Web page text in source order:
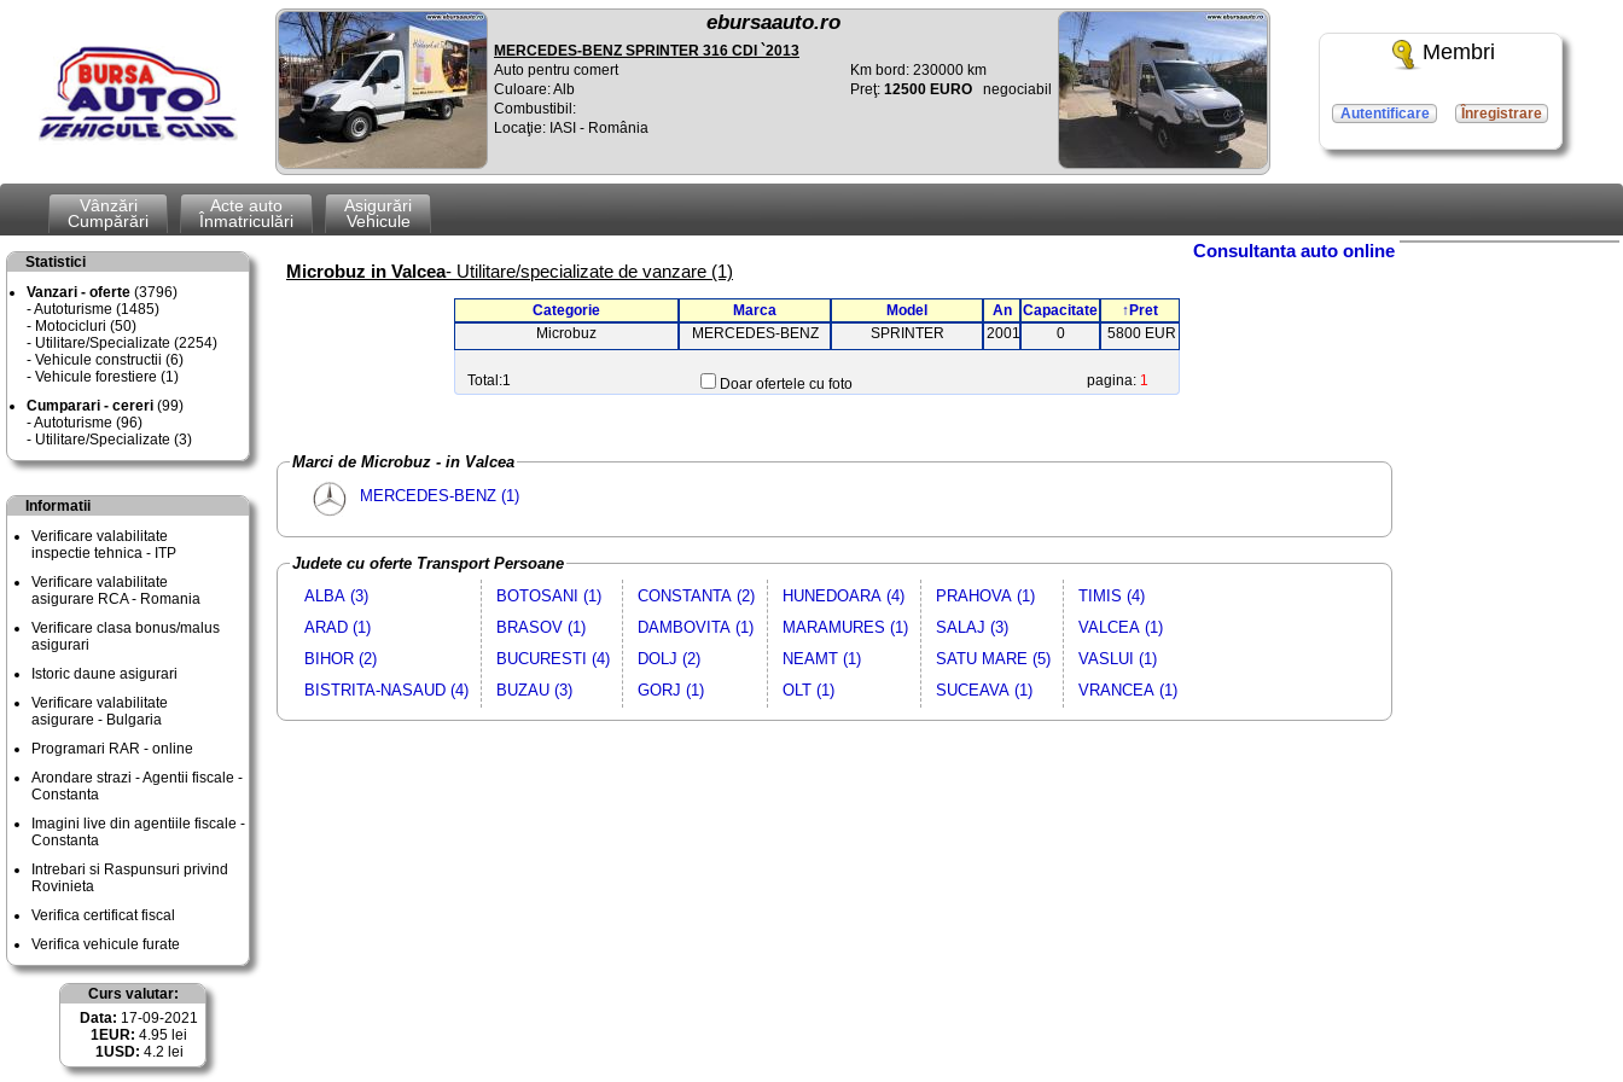
ebursaauto.ro
MERCEDES-BENZ SPRINTER 316 CDI `2013
Auto pentru comert
Culoare: Alb
Combustibil:
Locaţie: IASI - România
Km bord: 230000 km
Preţ: 12500 EURO negociabil
Membri
Autentificare Înregistrare
Vânzări
Cumpărări
Acte auto
Înmatriculări
Asigurări
Vehicule
Statistici
Vanzari - oferte (3796)
Autoturisme (1485)
Motocicluri (50)
Utilitare/Specializate (2254)
Vehicule constructii (6)
Vehicule forestiere (1)
Cumparari - cereri (99)
Autoturisme (96)
Utilitare/Specializate (3)
Informatii
Verificare valabilitate
inspectie tehnica - ITP
Verificare valabilitate
asigurare RCA - Romania
Verificare clasa bonus/malus
asigurari
Istoric daune asigurari
Verificare valabilitate
asigurare - Bulgaria
Programari RAR - online
Arondare strazi - Agentii fiscale -
Constanta
Imagini live din agentiile fiscale -
Constanta
Intrebari si Raspunsuri privind
Rovinieta
Verifica certificat fiscal
Verifica vehicule furate
Curs valutar:
Data: 17-09-2021
1EUR: 4.95 lei
1USD: 4.2 lei
Consultanta auto online
Microbuz in Valcea- Utilitare/specializate de vanzare (1)
Categorie Marca Model An Capacitate
↑Pret
Microbuz
MERCEDES-BENZ SPRINTER 2001 0 5800 EUR
Total:1 Doar ofertele cu foto pagina: 1
Marci de Microbuz - in Valcea
MERCEDES-BENZ (1)
Judete cu oferte Transport Persoane
ALBA (3)
ARAD (1)
BIHOR (2)
BISTRITA-NASAUD (4)
BOTOSANI (1)
BRASOV (1)
BUCURESTI (4)
BUZAU (3)
CONSTANTA (2)
DAMBOVITA (1)
DOLJ (2)
GORJ (1)
HUNEDOARA (4)
MARAMURES (1)
NEAMT (1)
OLT (1)
PRAHOVA (1)
SALAJ (3)
SATU MARE (5)
SUCEAVA (1)
TIMIS (4)
VALCEA (1)
VASLUI (1)
VRANCEA (1)